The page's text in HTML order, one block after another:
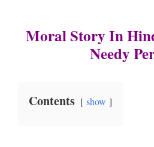
Moral Story In
Needy
Contents show